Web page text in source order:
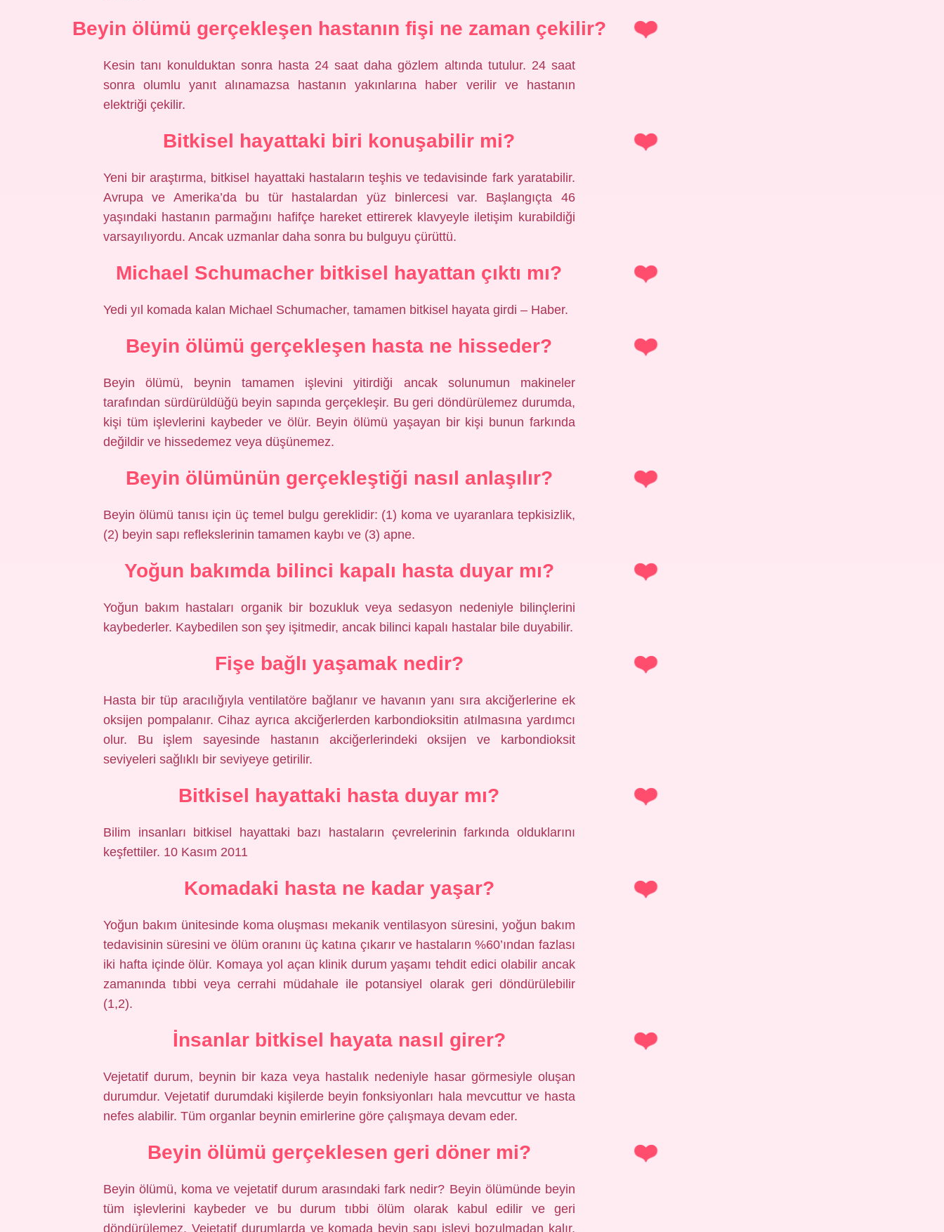
Beyin ölümü gerçekleşen hastanın fişi ne zaman çekilir?
Kesin tanı konulduktan sonra hasta 24 saat daha gözlem altında tutulur. 24 saat
sonra olumlu yanıt alınamazsa hastanın yakınlarına haber verilir ve hastanın
elektriği çekilir.
Bitkisel hayattaki biri konuşabilir mi?
Yeni bir araştırma, bitkisel hayattaki hastaların teşhis ve tedavisinde fark yaratabilir.
Avrupa ve Amerika’da bu tür hastalardan yüz binlercesi var. Başlangıçta 46
yaşındaki hastanın parmağını hafifçe hareket ettirerek klavyeyle iletişim kurabildiği
varsayılıyordu. Ancak uzmanlar daha sonra bu bulguyu çürüttü.
Michael Schumacher bitkisel hayattan çıktı mı?
Yedi yıl komada kalan Michael Schumacher, tamamen bitkisel hayata girdi – Haber.
Beyin ölümü gerçekleşen hasta ne hisseder?
Beyin ölümü, beynin tamamen işlevini yitirdiği ancak solunumun makineler
tarafından sürdürüldüğü beyin sapında gerçekleşir. Bu geri döndürülemez durumda,
kişi tüm işlevlerini kaybeder ve ölür. Beyin ölümü yaşayan bir kişi bunun farkında
değildir ve hissedemez veya düşünemez.
Beyin ölümünün gerçekleştiği nasıl anlaşılır?
Beyin ölümü tanısı için üç temel bulgu gereklidir: (1) koma ve uyaranlara tepkisizlik,
(2) beyin sapı reflekslerinin tamamen kaybı ve (3) apne.
Yoğun bakımda bilinci kapalı hasta duyar mı?
Yoğun bakım hastaları organik bir bozukluk veya sedasyon nedeniyle bilinçlerini
kaybederler. Kaybedilen son şey işitmedir, ancak bilinci kapalı hastalar bile duyabilir.
Fişe bağlı yaşamak nedir?
Hasta bir tüp aracılığıyla ventilatöre bağlanır ve havanın yanı sıra akciğerlerine ek
oksijen pompalanır. Cihaz ayrıca akciğerlerden karbondioksitin atılmasına yardımcı
olur. Bu işlem sayesinde hastanın akciğerlerindeki oksijen ve karbondioksit
seviyeleri sağlıklı bir seviyeye getirilir.
Bitkisel hayattaki hasta duyar mı?
Bilim insanları bitkisel hayattaki bazı hastaların çevrelerinin farkında olduklarını
keşfettiler. 10 Kasım 2011
Komadaki hasta ne kadar yaşar?
Yoğun bakım ünitesinde koma oluşması mekanik ventilasyon süresini, yoğun bakım
tedavisinin süresini ve ölüm oranını üç katına çıkarır ve hastaların %60’ından fazlası
iki hafta içinde ölür. Komaya yol açan klinik durum yaşamı tehdit edici olabilir ancak
zamanında tıbbi veya cerrahi müdahale ile potansiyel olarak geri döndürülebilir
(1,2).
İnsanlar bitkisel hayata nasıl girer?
Vejetatif durum, beynin bir kaza veya hastalık nedeniyle hasar görmesiyle oluşan
durumdur. Vejetatif durumdaki kişilerde beyin fonksiyonları hala mevcuttur ve hasta
nefes alabilir. Tüm organlar beynin emirlerine göre çalışmaya devam eder.
Beyin ölümü gerçeklesen geri döner mi?
Beyin ölümü, koma ve vejetatif durum arasındaki fark nedir? Beyin ölümünde beyin
tüm işlevlerini kaybeder ve bu durum tıbbi ölüm olarak kabul edilir ve geri
döndürülemez. Vejetatif durumlarda ve komada beyin sapı işlevi bozulmadan kalır.